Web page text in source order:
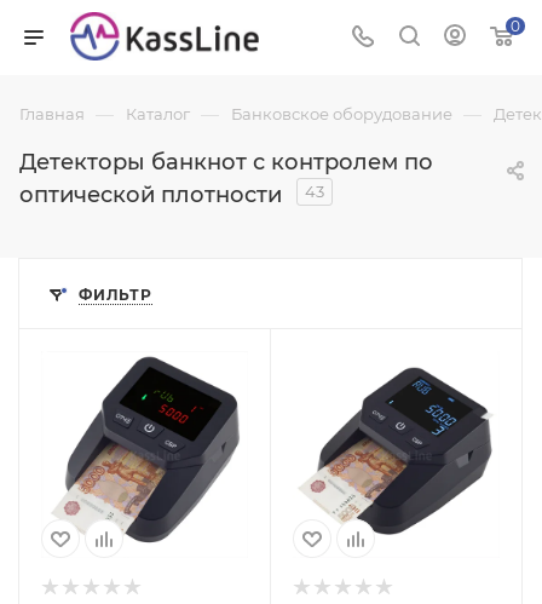
0
Главная — Каталог — Банковское оборудование —
Детекторы банкнот с контролем по
оптической плотности
43
ФИЛЬТР